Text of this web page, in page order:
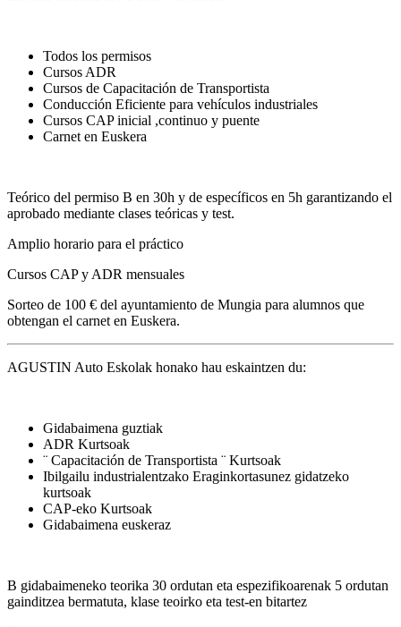
Todos los permisos
Cursos ADR
Cursos de Capacitación de Transportista
Conducción Eficiente para vehículos industriales
Cursos CAP inicial ,continuo y puente
Carnet en Euskera
Teórico del permiso B en 30h y de específicos en 5h garantizando el
aprobado mediante clases teóricas y test.
Amplio horario para el práctico
Cursos CAP y ADR mensuales
Sorteo de 100 € del ayuntamiento de Mungia para alumnos que
obtengan el carnet en Euskera.
AGUSTIN Auto Eskolak honako hau eskaintzen du:
Gidabaimena guztiak
ADR Kurtsoak
¨ Capacitación de Transportista ¨ Kurtsoak
Ibilgailu industrialentzako Eraginkortasunez gidatzeko
kurtsoak
CAP-eko Kurtsoak
Gidabaimena euskeraz
B gidabaimeneko teorika 30 ordutan eta espezifikoarenak 5 ordutan
gainditzea bermatuta, klase teoirko eta test-en bitartez